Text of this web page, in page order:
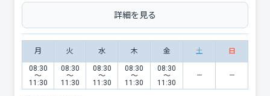
詳細を見る
月 火 水 木 金 土 日
08:30
〜
11:30
08:30
〜
11:30
08:30
〜
11:30
08:30
〜
11:30
08:30
〜
11:30